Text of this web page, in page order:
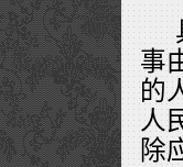
事
的
人
除